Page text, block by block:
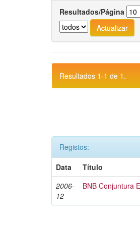
Resultados/Página
Resultados 1-1 de 1.
Registos:
Data
Título
2006-
12
BNB Conjuntura